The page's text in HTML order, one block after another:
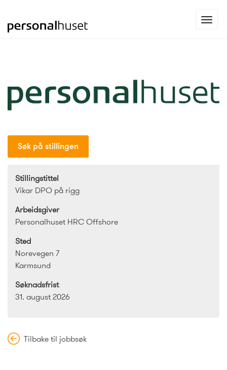
til
Søk på stillingen
Stillingstittel
Vikar DPO på rigg
Arbeidsgiver
Personalhuset HRC Offshore
Sted
Norevegen 7
Karmsund
Søknadsfrist
31. august 2026
Tilbake til jobbsøk